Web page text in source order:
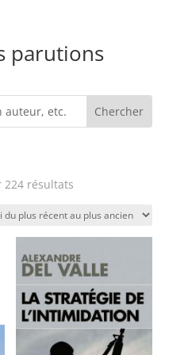
parutions
224 résultatsTrié
plus
récent
au
plus
ancien